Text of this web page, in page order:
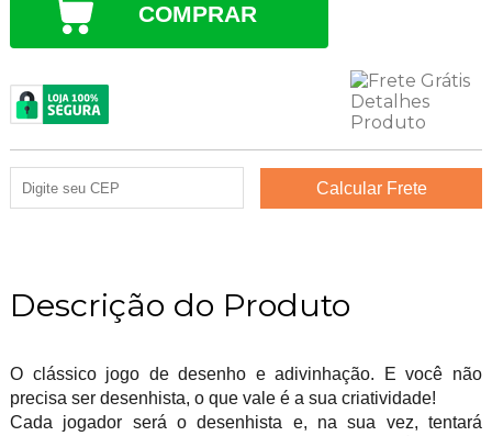
COMPRAR
Descrição do Produto
O clássico jogo de desenho e adivinhação. E você não
precisa ser desenhista, o que vale é a sua criatividade!
Cada jogador será o desenhista e, na sua vez, tentará